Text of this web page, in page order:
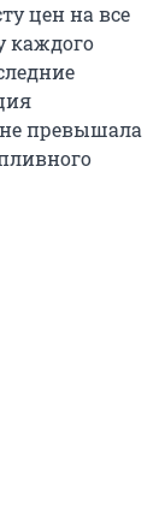
цен на все
каждого
не превышала